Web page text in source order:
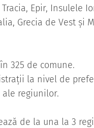
Epir, Insulele
Grecia de Vest și
325 de comune.
la nivel de
regiunilor.
de la una la 3